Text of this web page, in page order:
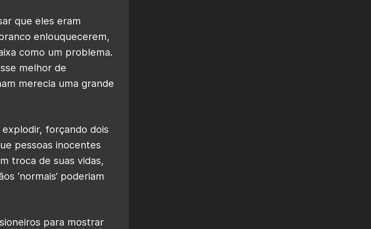
que eles eram
enlouquecerem,
como um problema.
melhor de
merecia uma grande
forçando dois
pessoas inocentes
troca de suas vidas,
‘normais’ poderiam
para mostrar